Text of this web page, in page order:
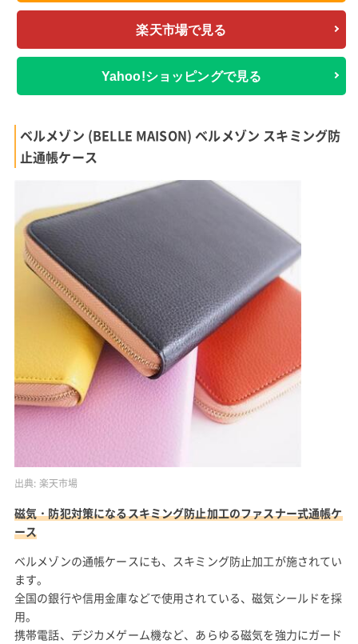
楽天市場で見る
Yahoo!ショッピングで見る
ベルメゾン (BELLE MAISON) ベルメゾン スキミング防
止通帳ケース
出典: 楽天市場
磁気・防犯対策になるスキミング防止加工のファスナー式通帳ケ
ース
ベルメゾンの通帳ケースにも、スキミング防止加工が施されてい
ます。
全国の銀行や信用金庫などで使用されている、磁気シールドを採
用。
携帯電話、デジカメゲーム機など、あらゆる磁気を強力にガード